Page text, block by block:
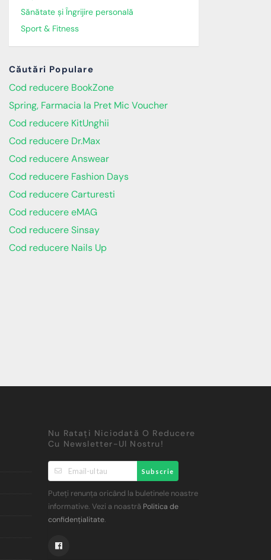
Sănătate și Îngrijire personală
Sport & Fitness
Căutări Populare
Cod reducere BookZone
Spring, Farmacia la Pret Mic Voucher
Cod reducere KitUnghii
Cod reducere Dr.Max
Cod reducere Answear
Cod reducere Fashion Days
Cod reducere Carturesti
Cod reducere eMAG
Cod reducere Sinsay
Cod reducere Nails Up
Nu Ratați Niciodată O Reducere
Cu Newsletter-Ul Nostru!
Subscrie
Puteți renunța oricând la buletinele noastre
informative. Vezi a noastră Politica de
confidențialitate.